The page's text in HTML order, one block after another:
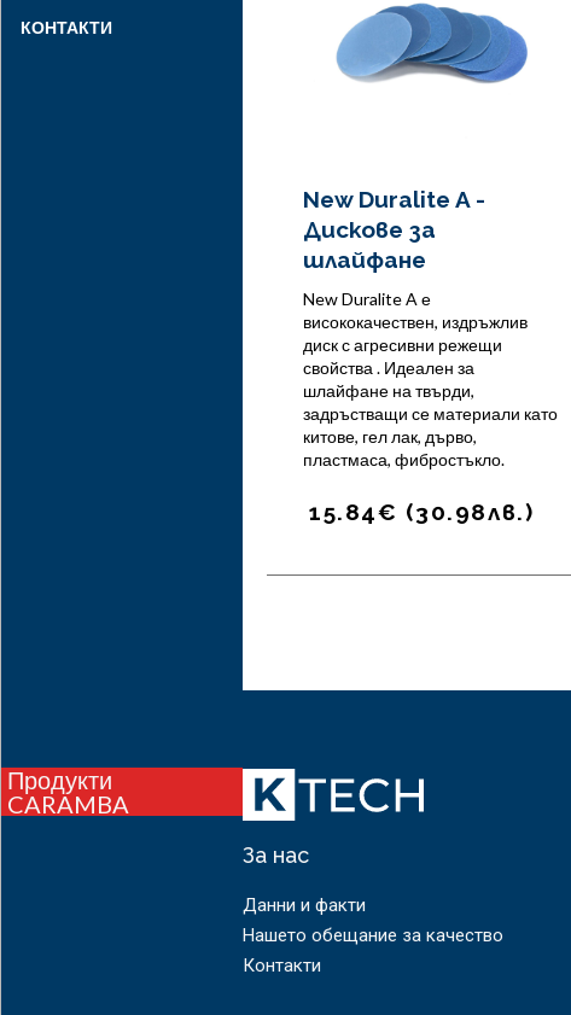
КОНТАКТИ
Продукти
CARAMBA
New Duralite A -
Дискове за
шлайфане
New Duralite A е
висококачествен, издръжлив
диск с агресивни режещи
свойства . Идеален за
шлайфане на твърди,
задръстващи се материали като
китове, гел лак, дърво,
пластмаса, фибростъкло.
15.84€ (30.98лв.)
За нас
Данни и факти
Нашето обещание за качество
Контакти